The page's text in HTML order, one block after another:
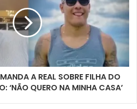
A REAL SOBRE FILHA DO
‘NÃO QUERO NA MINHA CASA’